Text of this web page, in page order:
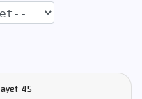
ayet45